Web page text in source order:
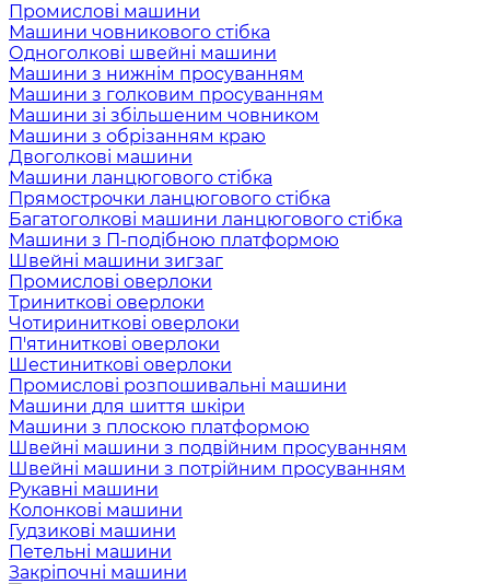
Промислові машини
Машини човникового стібка
Одноголкові швейні машини
Машини з нижнім просуванням
Машини з голковим просуванням
Машини зі збільшеним човником
Машини з обрізанням краю
Двоголкові машини
Машини ланцюгового стібка
Прямострочки ланцюгового стібка
Багатоголкові машини ланцюгового стібка
Машини з П-подібною платформою
Швейні машини зигзаг
Промислові оверлоки
Триниткові оверлоки
Чотириниткові оверлоки
П'ятиниткові оверлоки
Шестиниткові оверлоки
Промислові розпошивальні машини
Машини для шиття шкіри
Машини з плоскою платформою
Швейні машини з подвійним просуванням
Швейні машини з потрійним просуванням
Рукавні машини
Колонкові машини
Гудзикові машини
Петельні машини
Закріпочні машини